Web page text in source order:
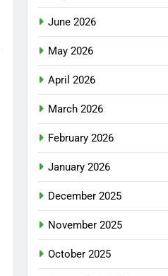
June 2026
May 2026
April 2026
March 2026
February 2026
January 2026
December 2025
November 2025
October 2025